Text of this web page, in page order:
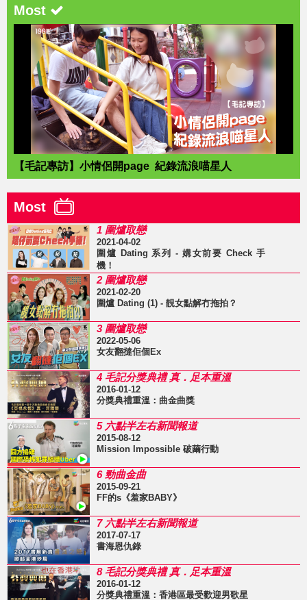
Most
【毛記專訪】小情侶開page 紀錄流浪喵星人
Most
1 圍爐取戀
2021-04-02
圍爐 Dating 系列 - 媾女前要 Check 手
機！
2 圍爐取戀
2021-02-20
圍爐 Dating (1) - 靚女點解冇拖拍？
3 圍爐取戀
2022-05-06
女友翻撻佢個Ex
4 毛記分獎典禮 真．足本重溫
2016-01-12
分獎典禮重溫：曲金曲獎
5 六點半左右新聞報道
2015-08-12
Mission Impossible 破繭行動
6 勁曲金曲
2015-09-21
FF的s《羞家BABY》
7 六點半左右新聞報道
2017-07-17
書海恩仇錄
8 毛記分獎典禮 真．足本重溫
2016-01-12
分獎典禮重溫：香港區最受歡迎男歌星